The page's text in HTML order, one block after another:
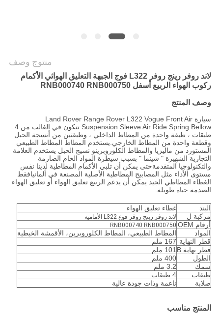
منتوج وصف
لاند روفر رينج روفر L322 فوج الجبهة التعليق الهوائي الأكمام
ركوب الهواء الربيع أسفل RNB000740 RNB000750
وصف المنتج
سيارة Land Rover Range Rover L322 Vogue Front Air
Suspension Sleeve Air Ride Spring Bellow تتكون في الغالب من 4
طبقات ، طبقة واحدة من المطاط الداخلي ، وطبقتين من أنسجة الحبل
وقطعة واحدة من المطاط الخارجي.يستخدم المطاط المطاط الطبيعي
المستورد من ماليزيا والمطاط الكلوروبرينو نسيج الحبل يستخدم العلامة
التجارية الشهيرة " شينما " بسبب سيطرة المواد الخام الصارمة
والتكنولوجيا المتقدمةحتى يمكن أن تلبي الأكمام المطاطية لدينا نفس
مستوى الأداء مثل المصابيح المطاطية الأصلية المصنعة في ألمانيافقط
الغطاء المطاطي الجيد يمكن أن يدعم الربيع تعليق الهواء أو تعليق الهواء
الصدمة حياة طويلة.
البند
غطاء تعليق الهواء
مركبة ل
لاند روڤر رينج روڤر فوغ L322 الأمامية
أرقام OEM RNB000740 RNB000750
المواد
المطاط الطبيعي، المطاط الكلوروبرين، الأقمشة الخيطية
قطر النهاية 167 ملم
قطر نهاية B
101 ملم
الطول
400 ملم
سمك
3.2 ملم
طبقات
4 طبقات
صلابة
ناعمة وذات جودة عالية
المنتج مناسب